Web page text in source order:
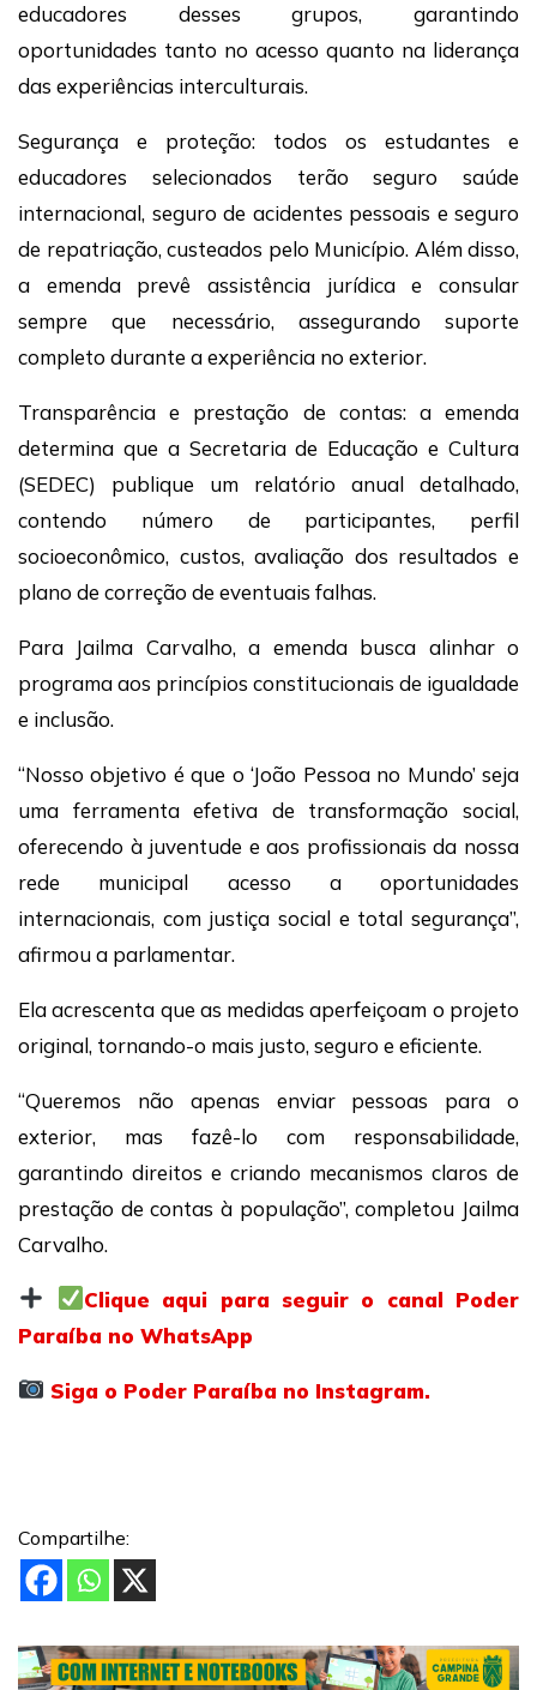
educadores desses grupos, garantindo
oportunidades tanto no acesso quanto na liderança
das experiências interculturais.
Segurança e proteção: todos os estudantes e
educadores selecionados terão seguro saúde
internacional, seguro de acidentes pessoais e seguro
de repatriação, custeados pelo Município. Além disso,
a emenda prevê assistência jurídica e consular
sempre que necessário, assegurando suporte
completo durante a experiência no exterior.
Transparência e prestação de contas: a emenda
determina que a Secretaria de Educação e Cultura
(SEDEC) publique um relatório anual detalhado,
contendo número de participantes, perfil
socioeconômico, custos, avaliação dos resultados e
plano de correção de eventuais falhas.
Para Jailma Carvalho, a emenda busca alinhar o
programa aos princípios constitucionais de igualdade
e inclusão.
“Nosso objetivo é que o ‘João Pessoa no Mundo’ seja
uma ferramenta efetiva de transformação social,
oferecendo à juventude e aos profissionais da nossa
rede municipal acesso a oportunidades
internacionais, com justiça social e total segurança”,
afirmou a parlamentar.
Ela acrescenta que as medidas aperfeiçoam o projeto
original, tornando-o mais justo, seguro e eficiente.
“Queremos não apenas enviar pessoas para o
exterior, mas fazê-lo com responsabilidade,
garantindo direitos e criando mecanismos claros de
prestação de contas à população”, completou Jailma
Carvalho.
Clique aqui para seguir o canal Poder
Paraíba no WhatsApp
Siga o Poder Paraíba no Instagram.
Compartilhe: